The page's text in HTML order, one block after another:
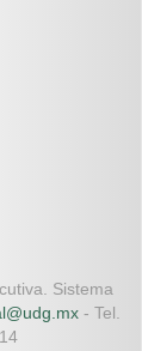
Sistema
- Tel.